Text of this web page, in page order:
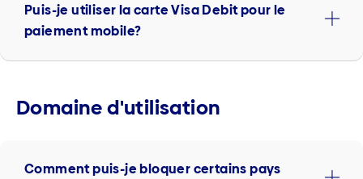
Puis-je utiliser la carte Visa Debit pour le
paiement mobile?
Domaine d'utilisation
Comment puis-je bloquer certains pays